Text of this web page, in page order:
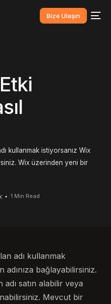
Bize Ulaşın
kullanmak istiyorsanız Wix
Wix üzerinden yeni bir
1 Min Read
adı kullanmak
adınıza bağlayabilirsiniz.
satın alabilir veya
Mevcut bir